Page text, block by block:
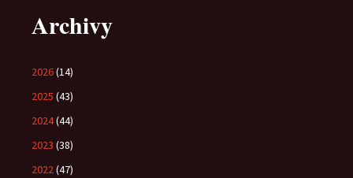
Archivy
2026(14)
2025 (43)
2024(44)
2023 (38)
2022(47)